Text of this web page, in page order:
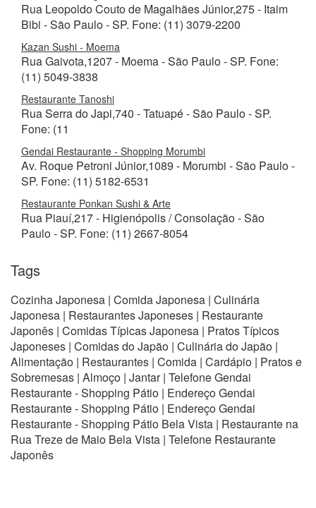
Rua Leopoldo Couto de Magalhães Júnior,275 - Itaim
Bibi - São Paulo - SP. Fone: (11) 3079-2200
Kazan Sushi - Moema
Rua Gaivota,1207 - Moema - São Paulo - SP. Fone:
(11) 5049-3838
Restaurante Tanoshi
Rua Serra do Japi,740 - Tatuapé - São Paulo - SP.
Fone: (11
Gendai Restaurante - Shopping Morumbi
Av. Roque Petroni Júnior,1089 - Morumbi - São Paulo -
SP. Fone: (11) 5182-6531
Restaurante Ponkan Sushi & Arte
Rua Piauí,217 - Higienópolis / Consolação - São
Paulo - SP. Fone: (11) 2667-8054
Tags
Cozinha Japonesa | Comida Japonesa | Culinária
Japonesa | Restaurantes Japoneses | Restaurante
Japonês | Comidas Típicas Japonesa | Pratos Típicos
Japoneses | Comidas do Japão | Culinária do Japão |
Alimentação | Restaurantes | Comida | Cardápio | Pratos e
Sobremesas | Almoço | Jantar | Telefone Gendai
Restaurante - Shopping Pátio | Endereço Gendai
Restaurante - Shopping Pátio | Endereço Gendai
Restaurante - Shopping Pátio Bela Vista | Restaurante na
Rua Treze de Maio Bela Vista | Telefone Restaurante
Japonês